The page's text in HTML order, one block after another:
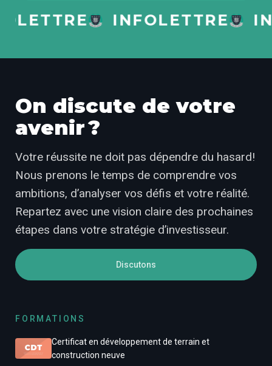
INFOLETTRE
On discute de votre
avenir ?
Votre réussite ne doit pas dépendre du hasard!
Nous prenons le temps de comprendre vos
ambitions, d’analyser vos défis et votre réalité.
Repartez avec une vision claire des prochaines
étapes dans votre stratégie d’investisseur.
Discutons
FORMATIONS
Certificat en développement de terrain et
construction neuve